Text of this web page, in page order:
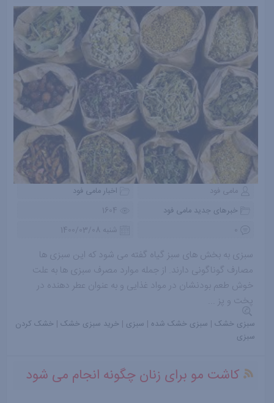
مامی فود
اخبار مامی فود
خبرهای جدید مامی فود
1604
شنبه 1400/03/08
سبزی به بخش های سبز گیاه گفته می شود که این سبزی ها
مصارف گوناگونی دارند. از جمله موارد مصرف سبزی ها به علت
خوش طعم بودنشان در مواد غذایی و به عنوان عطر دهنده در
پخت و پز ...
سبزی خشک | سبزی خشک شده | سبزی | خرید سبزی خشک | خشک کردن
سبزی
کاشت مو برای زنان چگونه انجام می شود